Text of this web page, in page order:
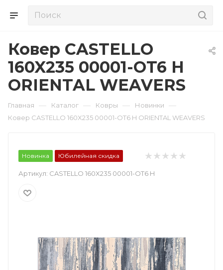
Ковер CASTELLO
160X235 00001-OT6 H
ORIENTAL WEAVERS
Главная — Каталог — Ковры — Новинки —
Ковер CASTELLO 160X235 00001-OT6 H ORIENTAL WEAVERS
Новинка Юбилейная скидка
Артикул: CASTELLO 160X235 00001-OT6 H